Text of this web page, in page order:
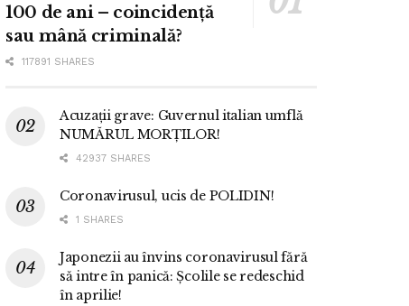
100 de ani – coincidență
sau mână criminală?
117891 SHARES
Acuzații grave: Guvernul italian umflă
NUMĂRUL MORȚILOR!
42937 SHARES
Coronavirusul, ucis de POLIDIN!
1 SHARES
Japonezii au învins coronavirusul fără
să intre în panică: Școlile se redeschid
în aprilie!